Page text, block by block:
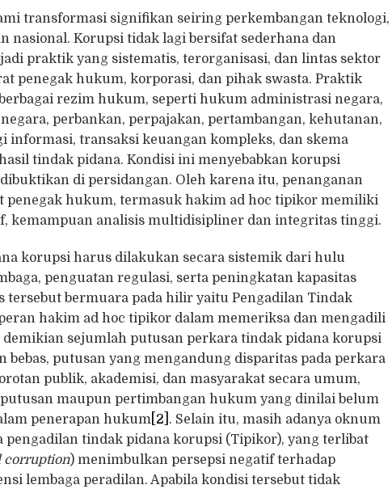
transformasi signifikan seiring perkembangan teknologi,
nasional. Korupsi tidak lagi bersifat sederhana dan
praktik yang sistematis, terorganisasi, dan lintas sektor
penegak hukum, korporasi, dan pihak swasta. Praktik
rezim hukum, seperti hukum administrasi negara,
perbankan, perpajakan, pertambangan, kehutanan,
informasi, transaksi keuangan kompleks, dan skema
tindak pidana. Kondisi ini menyebabkan korupsi
di persidangan. Oleh karena itu, penanganan
hukum, termasuk hakim ad hoc tipikor memiliki
kemampuan analisis multidisipliner dan integritas tinggi.
korupsi harus dilakukan secara sistemik dari hulu
penguatan regulasi, serta peningkatan kapasitas
tersebut bermuara pada hilir yaitu Pengadilan Tindak
hakim ad hoc tipikor dalam memeriksa dan mengadili
sejumlah putusan perkara tindak pidana korupsi
putusan yang mengandung disparitas pada perkara
publik, akademisi, dan masyarakat secara umum,
maupun pertimbangan hukum yang dinilai belum
penerapan hukum [2] . Selain itu, masih adanya oknum
pengadilan tindak pidana korupsi (Tipikor), yang terlibat
corruption) menimbulkan persepsi negatif terhadap
lembaga peradilan. Apabila kondisi tersebut tidak